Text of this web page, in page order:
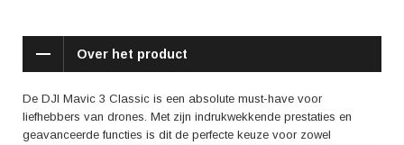
Bovendien is de drone uitgerust met obstakeldetectie, zodat je je geen
Positieve reviews van klanten wijzen ook op de stabiliteit van de Mavic
3 Classic tijdens het vliegen. Zelfs bij sterke wind is de drone in staat
Over het product
De DJI Mavic 3 Classic is een absolute must-have voor
liefhebbers van drones. Met zijn indrukwekkende prestaties en
geavanceerde functies is dit de perfecte keuze voor zowel